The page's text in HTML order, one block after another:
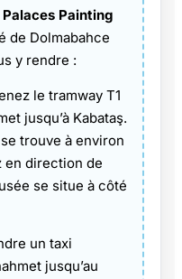
Painting
de Dolmabahce
y rendre :
le tramway T1
jusqu’à Kabataş.
trouve à environ
en direction de
se situe à côté
un taxi
jusqu’au